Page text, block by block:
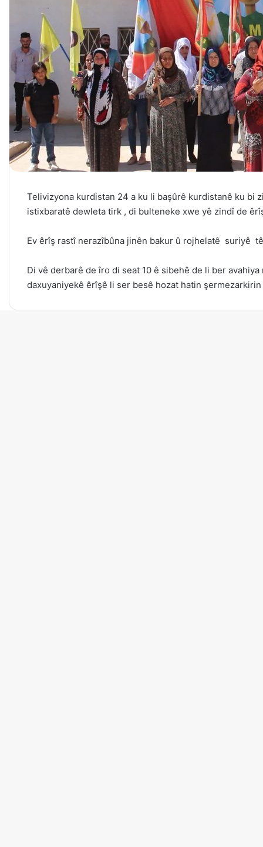
Telivizyona kurdistan 24 a ku li başûrê kurdistanê ku bi
istixbaratê dewleta tirk , di bulteneke xwe yê zindî de
Ev êrîş rastî nerazîbûna jinên bakur û rojhelatê suriyê
Di vê derbarê de îro di seat 10 ê sibehê de li ber
daxuyaniyekê êrîşê li ser besê hozat hatin şermezarkirin